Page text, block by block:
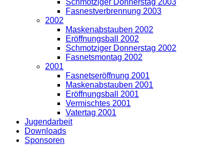
Schmotziger Donnerstag 2003
Fasnestverbrennung 2003
2002
Maskenabstauben 2002
Eröffnungsball 2002
Schmotziger Donnerstag 2002
Fasnetsmontag 2002
2001
Fasnetseröffnung 2001
Maskenabstauben 2001
Eröffnungsball 2001
Vermischtes 2001
Vatertag 2001
Jugendarbeit
Downloads
Sponsoren